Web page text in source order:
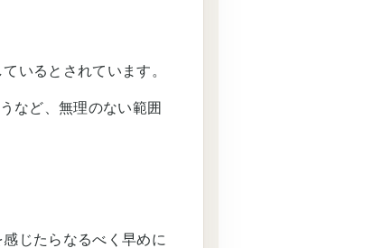
いるとされています。
など、無理のない範囲
じたらなるべく早めに